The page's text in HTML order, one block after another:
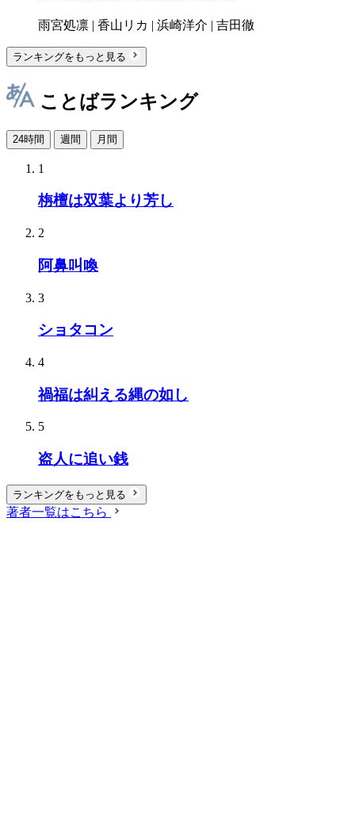
雨宮処凛 | 香山リカ | 浜崎洋介 | 吉田徹
ランキングをもっと見る
ことばランキング
24時間 週間 月間
1
栴檀は双葉より芳し
2
阿鼻叫喚
3
ショタコン
4
禍福は糾える縄の如し
5
盗人に追い銭
ランキングをもっと見る
著者一覧はこちら